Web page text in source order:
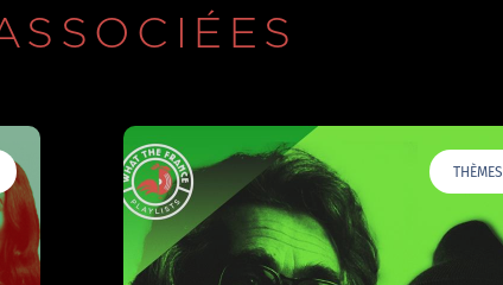
THÈMES